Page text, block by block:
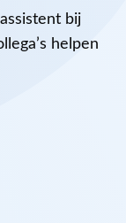
bij
helpen